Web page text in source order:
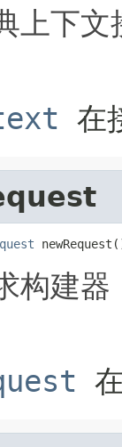
上下
在
构建器